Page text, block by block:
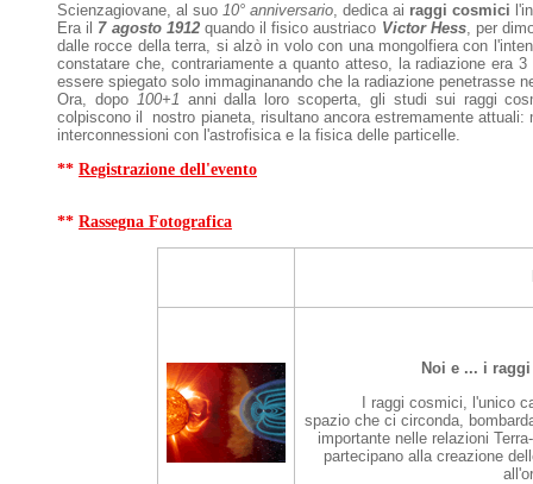
Scienzagiovane, al suo 10° anniversario, dedica ai raggi cosmici
Era il 7 agosto 1912quando il fisico austriaco Victor Hess, per
dalle rocce della terra, si alzò in volo con una mongolfiera con
constatare che, contrariamente a quanto atteso, la radiazione era
essere spiegato solo immaginanando che la radiazione penetrasse
Ora, dopo 100+1 anni dalla loro scoperta, gli studi sui raggi
colpiscono il nostro pianeta, risultano ancora estremamente
interconnessioni con l'astrofisica e la fisica delle particelle.
** Registrazione dell'evento
** Rassegna Fotografica
Noi e ... i
I raggi cosmici, l'unico
spazio che ci circonda,
importante nelle relazioni
partecipano alla creazione